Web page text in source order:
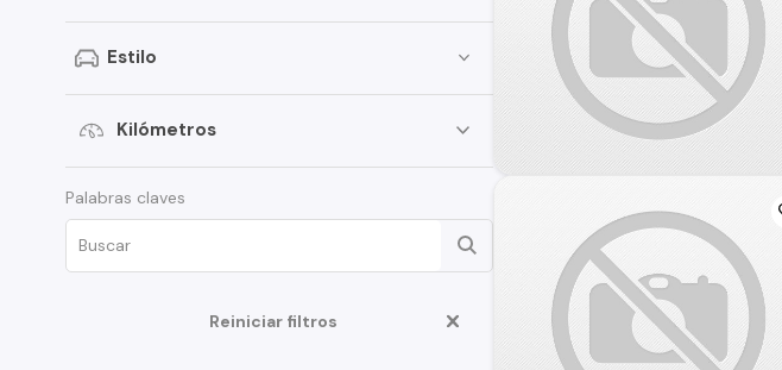
Estilo
Kilómetros
Palabras claves
Reiniciar filtros